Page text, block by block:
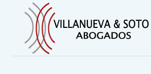
contenido